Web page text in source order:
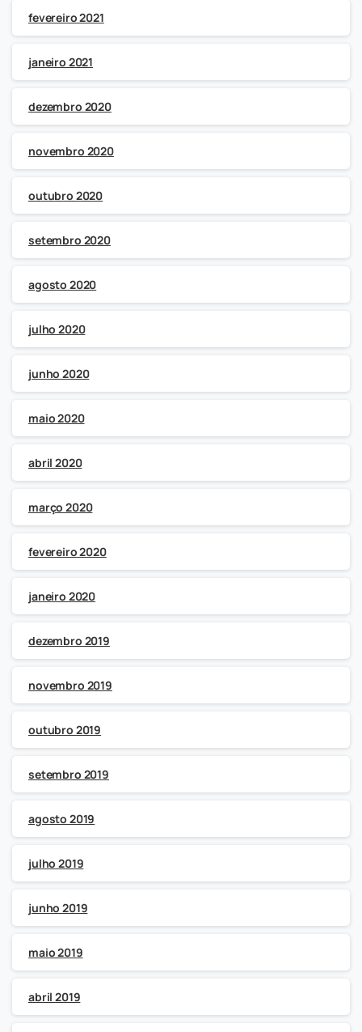
fevereiro 2021
janeiro 2021
dezembro 2020
novembro 2020
outubro 2020
setembro 2020
agosto 2020
julho 2020
junho 2020
maio 2020
abril 2020
março 2020
fevereiro 2020
janeiro 2020
dezembro 2019
novembro 2019
outubro 2019
setembro 2019
agosto 2019
julho 2019
junho 2019
maio 2019
abril 2019